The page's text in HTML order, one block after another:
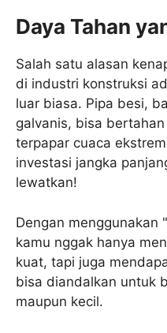
Daya Tahan
Salah satu alasan
di industri konstruksi
luar biasa. Pipa besi,
galvanis, bisa
terpapar cuaca
investasi jangka
lewatkan!
Dengan menggunakan
kamu nggak hanya
kuat, tapi juga
bisa diandalkan untuk
maupun kecil.